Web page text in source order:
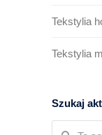
Tekstylia
Tekstylia
Szukaj